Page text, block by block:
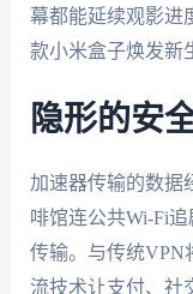
幕都能延续观影进
款小米盒子焕发新
隐形的安
加速器传输的数据
啡馆连公共Wi-Fi
传输。与传统VPN
流技术让支付、社